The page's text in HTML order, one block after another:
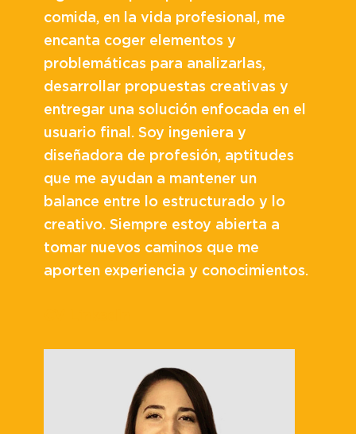
comida, en la vida profesional, me
encanta coger elementos y
problemáticas para analizarlas,
desarrollar propuestas creativas y
entregar una solución enfocada en el
usuario final. Soy ingeniera y
diseñadora de profesión, aptitudes
que me ayudan a mantener un
balance entre lo estructurado y lo
creativo. Siempre estoy abierta a
tomar nuevos caminos que me
aporten experiencia y conocimientos.